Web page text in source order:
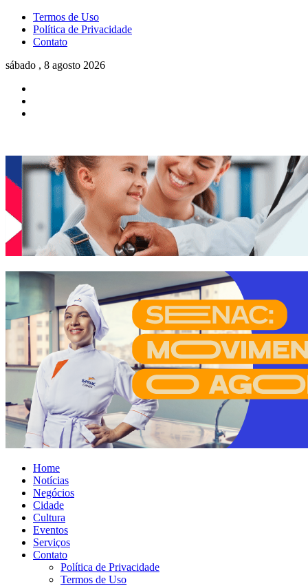
Termos de Uso
Política de Privacidade
Contato
sábado , 8 agosto 2026
Home
Notícias
Negócios
Cidade
Cultura
Eventos
Serviços
Contato
Política de Privacidade
Termos de Uso